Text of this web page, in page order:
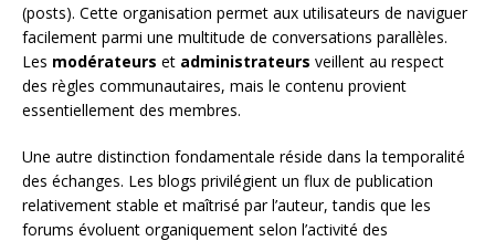
(posts). Cette organisation permet aux utilisateurs de naviguer
facilement parmi une multitude de conversations parallèles.
Les modérateurs et administrateurs veillent au respect
des règles communautaires, mais le contenu provient
essentiellement des membres.
Une autre distinction fondamentale réside dans la temporalité
des échanges. Les blogs privilégient un flux de publication
relativement stable et maîtrisé par l’auteur, tandis que les
forums évoluent organiquement selon l’activité des